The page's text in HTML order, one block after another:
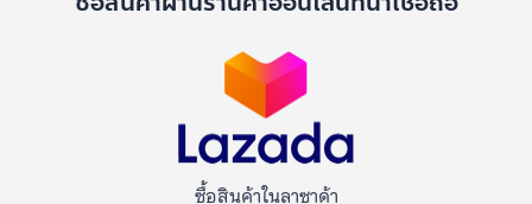
ซื้อสินค้าในลาซาด้า